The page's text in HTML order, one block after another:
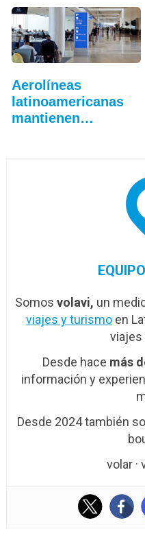
Aerolíneas
latinoamericanas
mantienen
Somosvolavi, un
viajes y turismoen
viajes
Desde hace más
información y
Desde 2024 también
volar ·